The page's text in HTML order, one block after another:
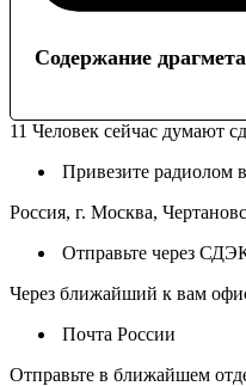
Содержание
11 Человек сейчас думают
Привезите радиолом
Россия, г. Москва,
Отправьте через
Через ближайший к вам
Почта России
Отправьте в ближайшем